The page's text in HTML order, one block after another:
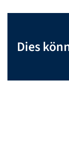
Dies